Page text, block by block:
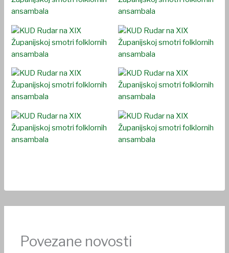
Povezane novosti